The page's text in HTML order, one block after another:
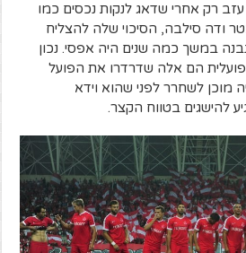
רק אחרי שדאג לנקות נכסים כמו
ודה סילבה, הסיכוי שלה להצליח
במשך כמה שנים היה אפסי. נכון
הם אלה שדרדרו את הפועל
מוכן לשחרר לפני שהוא וידא
להישגים בטווח הקצר.